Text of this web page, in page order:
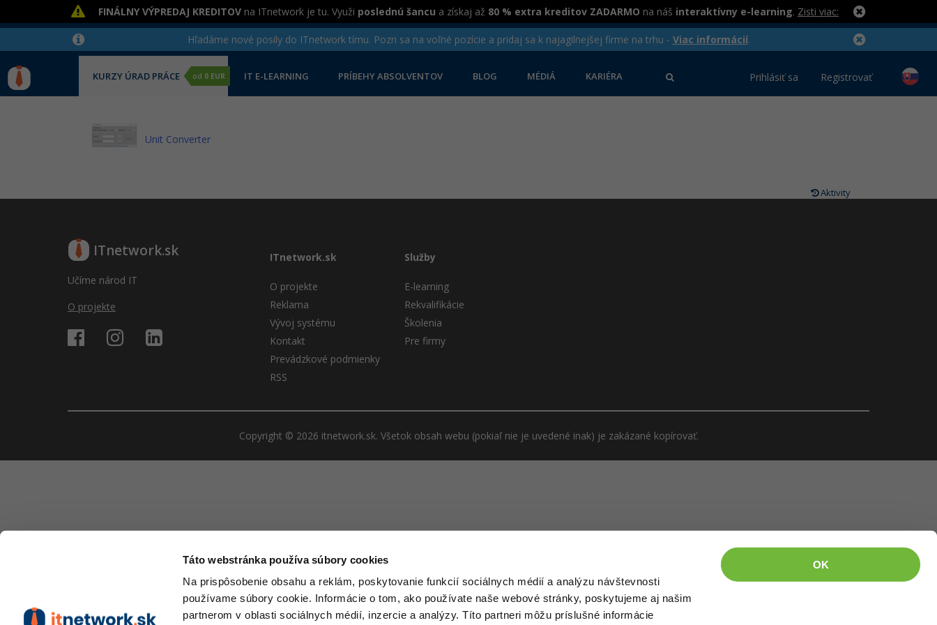
Táto webstránka používa súbory cookies
Na prispôsobenie obsahu a reklám, poskytovanie funkcií sociálnych médií a analýzu návštevnosti
používame súbory cookie. Informácie o tom, ako používate naše webové stránky, poskytujeme aj našim
partnerom v oblasti sociálnych médií, inzercie a analýzy. Títo partneri môžu príslušné informácie
OK
FINÁLNY VÝPREDAJ KREDITOV na ITnetwork je tu. Využi poslednú šancu a získaj až 80 % extra kreditov ZADARMO na náš interaktívny e-learning. Zisti viac:
Hľadáme nové posily do ITnetwork tímu. Pozri sa na voľné pozície a pridaj sa k najagilnejšej firme na trhu - Viac informácií.
KURZY ÚRAD PRÁCE od 0 EUR IT E-LEARNING PRÍBEHY ABSOLVENTOV BLOG MÉDIÁ KARIÉRA Prihlásiť sa Registrovať
Unit Converter
Aktivity
ITnetwork.sk
Učíme národ IT
O projekte
ITnetwork.sk
O projekte
Reklama
Vývoj systému
Kontakt
Prevádzkové podmienky
RSS
Služby
E-learning
Rekvalifikácie
Školenia
Pre firmy
Copyright © 2026 itnetwork.sk. Všetok obsah webu (pokiaľ nie je uvedené inak) je zakázané kopírovať.